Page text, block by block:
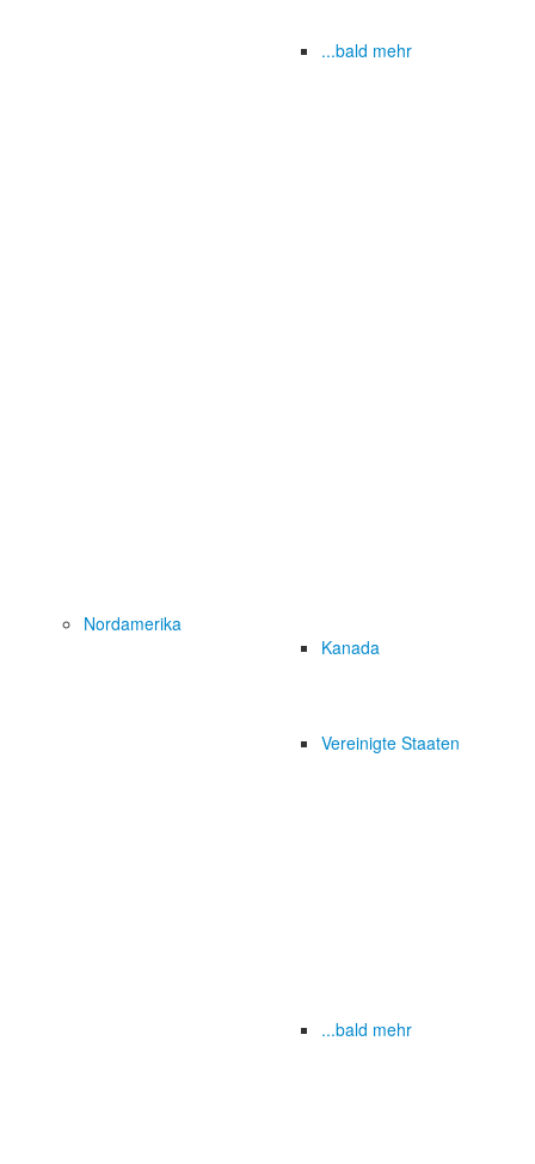
...bald mehr
Nordamerika
Kanada
Vereinigte Staaten
...bald mehr